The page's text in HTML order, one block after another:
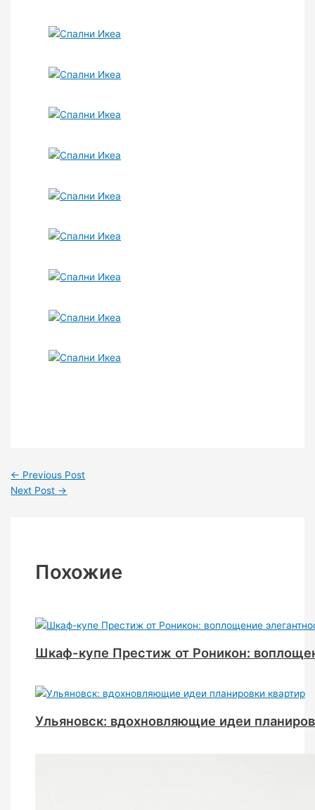
← Previous Post
Next Post →
Похожие
Шкаф-купе Престиж от Роникон:
Ульяновск: вдохновляющие идеи